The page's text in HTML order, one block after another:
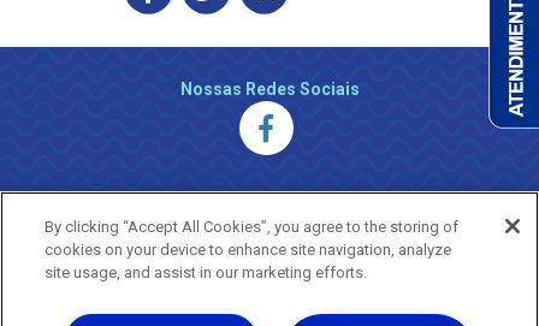
Nossas Redes Sociais
By clicking “Accept All Cookies”, you agree to the storing of
cookies on your device to enhance site navigation, analyze
site usage, and assist in our marketing efforts.